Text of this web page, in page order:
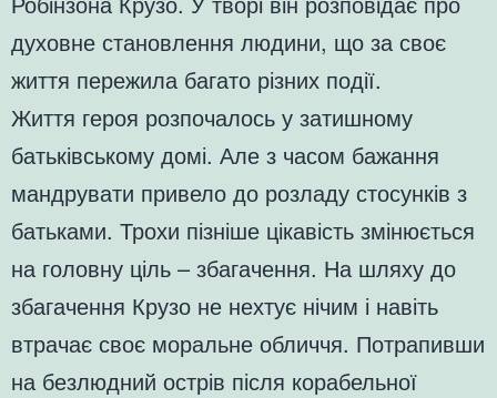
духовне становлення людини, що за своє
життя пережила багато різних події.
Життя героя розпочалось у затишному
батьківському домі. Але з часом бажання
мандрувати привело до розладу стосунків з
батьками. Трохи пізніше цікавість змінюється
на головну ціль – збагачення. На шляху до
збагачення Крузо не нехтує нічим і навіть
втрачає своє моральне обличчя. Потрапивши
на безлюдний острів після корабельної